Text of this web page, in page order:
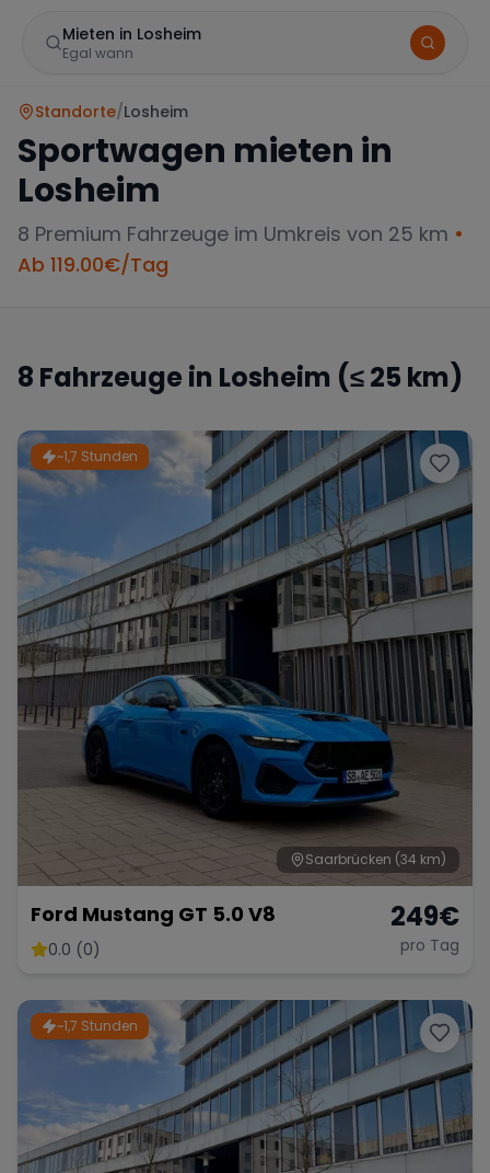
Mieten in Losheim
Egal wann
Lamborghini Ferrari
McLaren
Tesla Chevrolet Dodge
Bentley Rolls Royce Aston Martin
Bugatti
Corvette
Wann
Zeitraum wählen
Standorte/Losheim
Sportwagen mieten in
Losheim
8 Premium Fahrzeuge im Umkreis von 25 km •
Ab 119.00€/Tag
8 Fahrzeuge in Losheim (≤ 25 km)
~1,7 Stunden
Saarbrücken (34 km)
Ford Mustang GT 5.0 V8
0.0 (0)
249€
pro Tag
~1,7 Stunden